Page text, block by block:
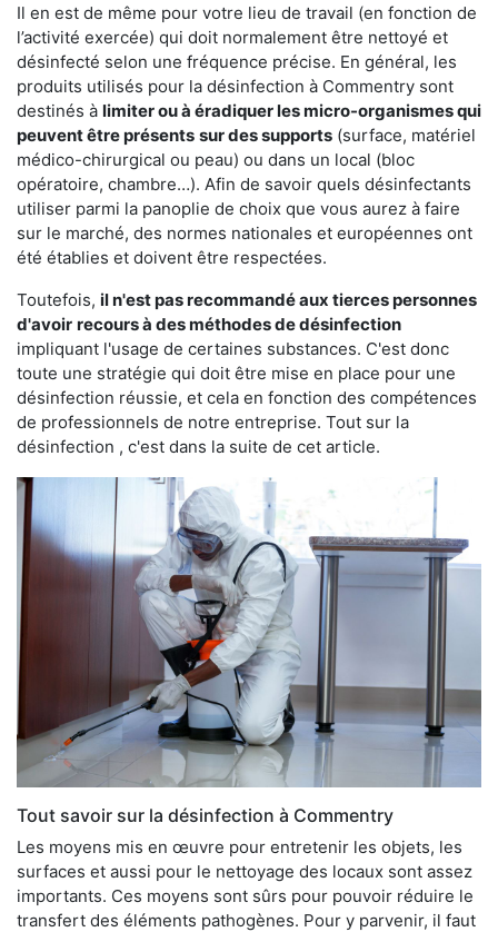
Il en est de même pour votre lieu de travail (en fonction de
l’activité exercée) qui doit normalement être nettoyé et
désinfecté selon une fréquence précise. En général, les
produits utilisés pour la désinfection à Commentry sont
destinés à limiter ou à éradiquer les micro-organismes qui
peuvent être présents sur des supports (surface, matériel
médico-chirurgical ou peau) ou dans un local (bloc
opératoire, chambre…). Afin de savoir quels désinfectants
utiliser parmi la panoplie de choix que vous aurez à faire
sur le marché, des normes nationales et européennes ont
été établies et doivent être respectées.
Toutefois, il n'est pas recommandé aux tierces personnes
d'avoir recours à des méthodes de désinfection
impliquant l'usage de certaines substances. C'est donc
toute une stratégie qui doit être mise en place pour une
désinfection réussie, et cela en fonction des compétences
de professionnels de notre entreprise. Tout sur la
désinfection , c'est dans la suite de cet article.
Tout savoir sur la désinfection à Commentry
Les moyens mis en œuvre pour entretenir les objets, les
surfaces et aussi pour le nettoyage des locaux sont assez
importants. Ces moyens sont sûrs pour pouvoir réduire le
transfert des éléments pathogènes. Pour y parvenir, il faut